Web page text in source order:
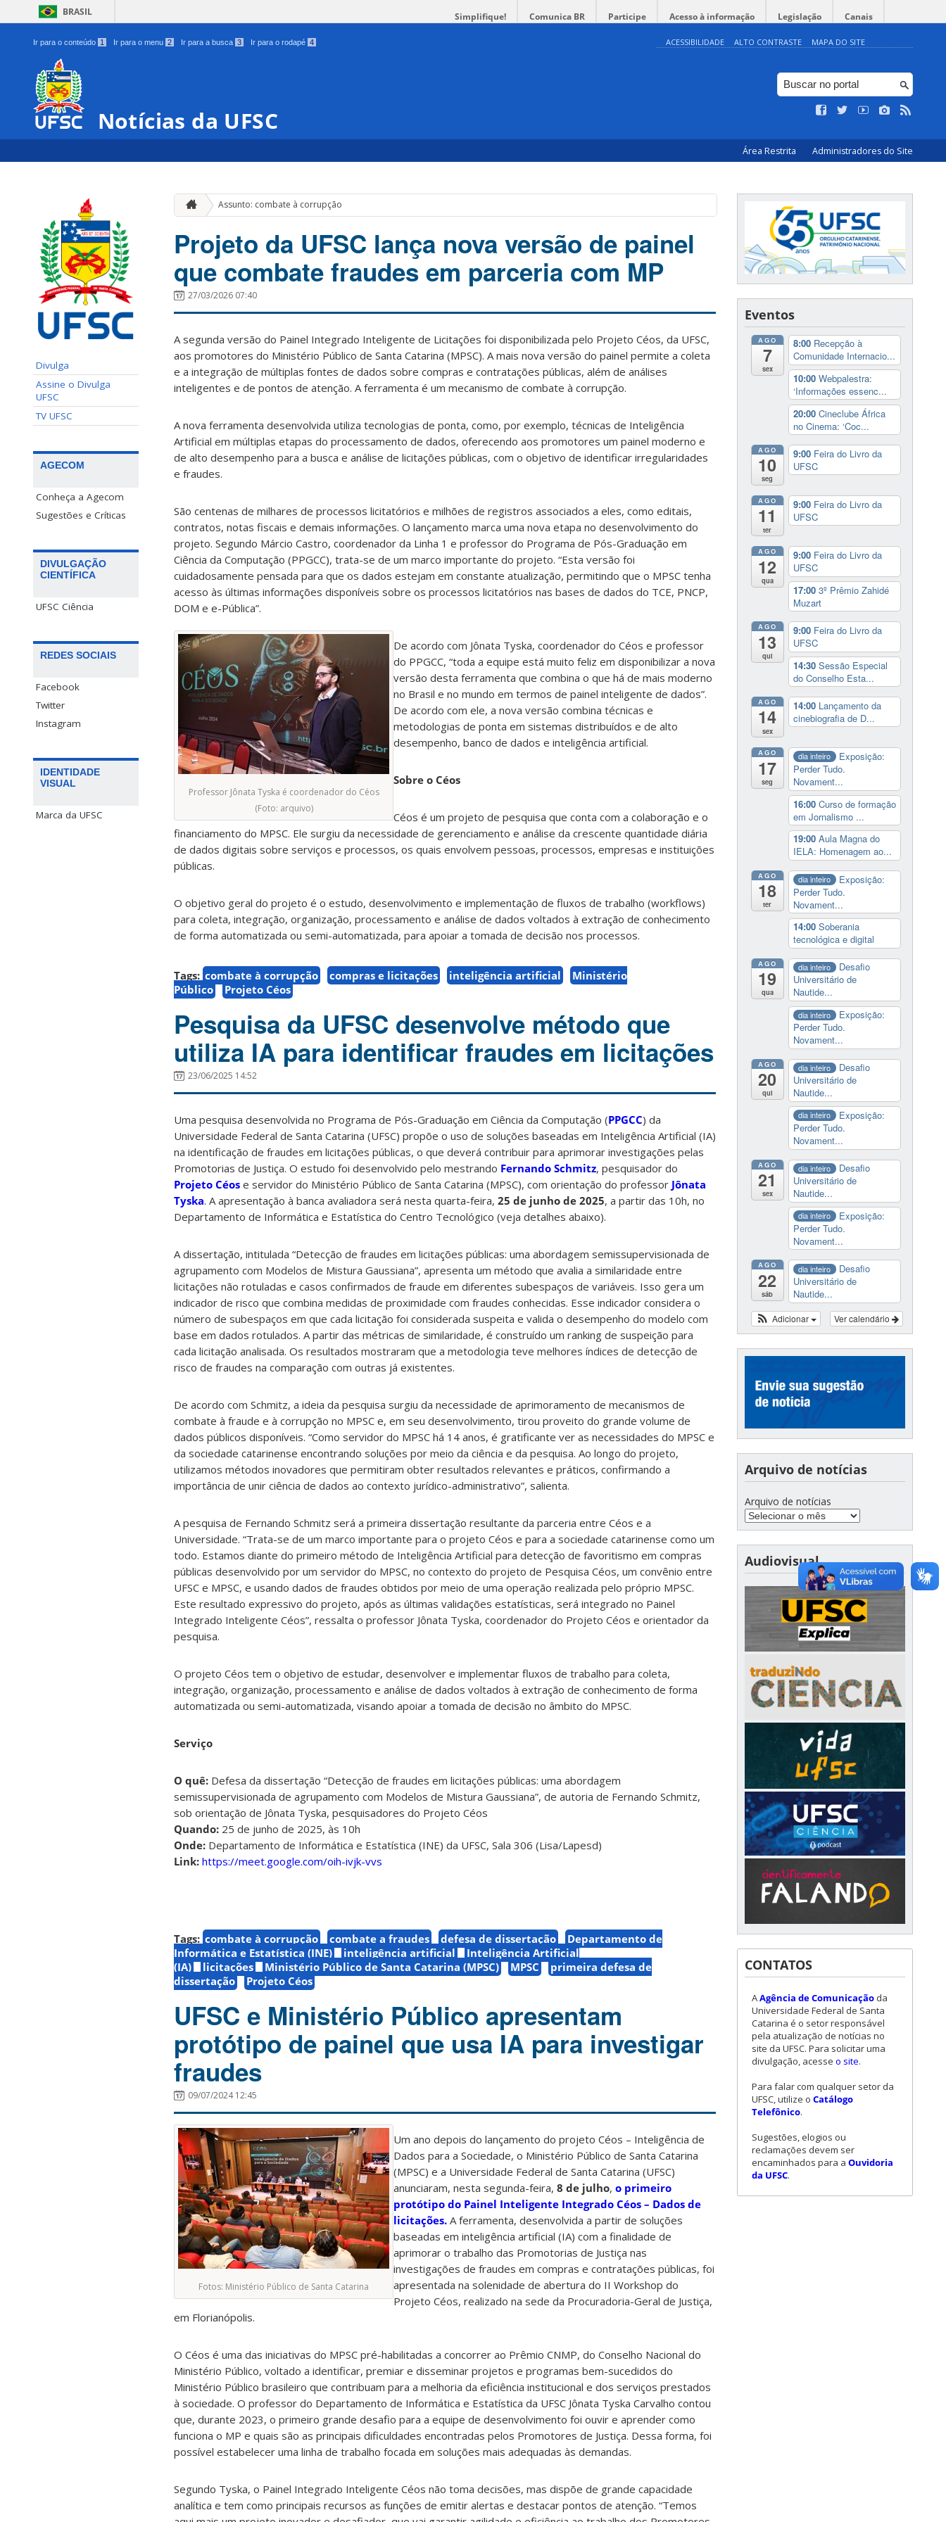
BRASIL Simplifique! Comunica BR Participe Acesso à informação Legislação Canais
Ir para o conteúdo 1 Ir para o menu 2 Ir para a busca 3 Ir para o rodapé 4 ACESSIBILIDADE ALTO CONTRASTE MAPA DO SITE
Notícias da UFSC
Área Restrita Administradores do Site
Divulga
Assine o Divulga
UFSC
TV UFSC
AGECOM
Conheça a Agecom
Sugestões e Críticas
DIVULGAÇÃO
CIENTÍFICA
UFSC Ciência
REDES SOCIAIS
Facebook
Twitter
Instagram
IDENTIDADE
VISUAL
Marca da UFSC
Assunto: combate à corrupção
Projeto da UFSC lança nova versão de painel
que combate fraudes em parceria com MP
27/03/2026 07:40
A segunda versão do Painel Integrado Inteligente de Licitações foi disponibilizada pelo Projeto Céos, da UFSC,
aos promotores do Ministério Público de Santa Catarina (MPSC). A mais nova versão do painel permite a coleta
e a integração de múltiplas fontes de dados sobre compras e contratações públicas, além de análises
inteligentes e de pontos de atenção. A ferramenta é um mecanismo de combate à corrupção.
A nova ferramenta desenvolvida utiliza tecnologias de ponta, como, por exemplo, técnicas de Inteligência
Artificial em múltiplas etapas do processamento de dados, oferecendo aos promotores um painel moderno e
de alto desempenho para a busca e análise de licitações públicas, com o objetivo de identificar irregularidades
e fraudes.
São centenas de milhares de processos licitatórios e milhões de registros associados a eles, como editais,
contratos, notas fiscais e demais informações. O lançamento marca uma nova etapa no desenvolvimento do
projeto. Segundo Márcio Castro, coordenador da Linha 1 e professor do Programa de Pós-Graduação em
Ciência da Computação (PPGCC), trata-se de um marco importante do projeto. “Esta versão foi
cuidadosamente pensada para que os dados estejam em constante atualização, permitindo que o MPSC tenha
acesso às últimas informações disponíveis sobre os processos licitatórios nas bases de dados do TCE, PNCP,
DOM e e-Pública”.
Professor Jônata Tyska é coordenador do Céos
(Foto: arquivo)
De acordo com Jônata Tyska, coordenador do Céos e professor
do PPGCC, “toda a equipe está muito feliz em disponibilizar a nova
versão desta ferramenta que combina o que há de mais moderno
no Brasil e no mundo em termos de painel inteligente de dados”.
De acordo com ele, a nova versão combina técnicas e
metodologias de ponta em sistemas distribuídos e de alto
desempenho, banco de dados e inteligência artificial.
Sobre o Céos
Céos é um projeto de pesquisa que conta com a colaboração e o
financiamento do MPSC. Ele surgiu da necessidade de gerenciamento e análise da crescente quantidade diária
de dados digitais sobre serviços e processos, os quais envolvem pessoas, processos, empresas e instituições
públicas.
O objetivo geral do projeto é o estudo, desenvolvimento e implementação de fluxos de trabalho (workflows)
para coleta, integração, organização, processamento e análise de dados voltados à extração de conhecimento
de forma automatizada ou semi-automatizada, para apoiar a tomada de decisão nos processos.
Tags: combate à corrupção compras e licitações inteligência artificial
Ministério
Público
Projeto Céos
Pesquisa da UFSC desenvolve método que
utiliza IA para identificar fraudes em licitações
23/06/2025 14:52
Uma pesquisa desenvolvida no Programa de Pós-Graduação em Ciência da Computação (PPGCC) da
Universidade Federal de Santa Catarina (UFSC) propõe o uso de soluções baseadas em Inteligência Artificial (IA)
na identificação de fraudes em licitações públicas, o que deverá contribuir para aprimorar investigações pelas
Promotorias de Justiça. O estudo foi desenvolvido pelo mestrando Fernando Schmitz, pesquisador do
Projeto Céos e servidor do Ministério Público de Santa Catarina (MPSC), com orientação do professor Jônata
Tyska. A apresentação à banca avaliadora será nesta quarta-feira, 25 de junho de 2025, a partir das 10h, no
Departamento de Informática e Estatística do Centro Tecnológico (veja detalhes abaixo).
A dissertação, intitulada “Detecção de fraudes em licitações públicas: uma abordagem semissupervisionada de
agrupamento com Modelos de Mistura Gaussiana”, apresenta um método que avalia a similaridade entre
licitações não rotuladas e casos confirmados de fraude em diferentes subespaços de variáveis. Isso gera um
indicador de risco que combina medidas de proximidade com fraudes conhecidas. Esse indicador considera o
número de subespaços em que cada licitação foi considerada suspeita e valida o desempenho do modelo com
base em dados rotulados. A partir das métricas de similaridade, é construído um ranking de suspeição para
cada licitação analisada. Os resultados mostraram que a metodologia teve melhores índices de detecção de
risco de fraudes na comparação com outras já existentes.
De acordo com Schmitz, a ideia da pesquisa surgiu da necessidade de aprimoramento de mecanismos de
combate à fraude e à corrupção no MPSC e, em seu desenvolvimento, tirou proveito do grande volume de
dados públicos disponíveis. “Como servidor do MPSC há 14 anos, é gratificante ver as necessidades do MPSC e
da sociedade catarinense encontrando soluções por meio da ciência e da pesquisa. Ao longo do projeto,
utilizamos métodos inovadores que permitiram obter resultados relevantes e práticos, confirmando a
importância de unir ciência de dados ao contexto jurídico-administrativo”, salienta.
A pesquisa de Fernando Schmitz será a primeira dissertação resultante da parceria entre Céos e a
Universidade. “Trata-se de um marco importante para o projeto Céos e para a sociedade catarinense como um
todo. Estamos diante do primeiro método de Inteligência Artificial para detecção de favoritismo em compras
públicas desenvolvido por um servidor do MPSC, no contexto do projeto de Pesquisa Céos, um convênio entre
UFSC e MPSC, e usando dados de fraudes obtidos por meio de uma operação realizada pelo próprio MPSC.
Este resultado expressivo do projeto, após as últimas validações estatísticas, será integrado no Painel
Integrado Inteligente Céos”, ressalta o professor Jônata Tyska, coordenador do Projeto Céos e orientador da
pesquisa.
O projeto Céos tem o objetivo de estudar, desenvolver e implementar fluxos de trabalho para coleta,
integração, organização, processamento e análise de dados voltados à extração de conhecimento de forma
automatizada ou semi-automatizada, visando apoiar a tomada de decisão no âmbito do MPSC.
Serviço
O quê: Defesa da dissertação “Detecção de fraudes em licitações públicas: uma abordagem
semissupervisionada de agrupamento com Modelos de Mistura Gaussiana”, de autoria de Fernando Schmitz,
sob orientação de Jônata Tyska, pesquisadores do Projeto Céos
Quando: 25 de junho de 2025, às 10h
Onde: Departamento de Informática e Estatística (INE) da UFSC, Sala 306 (Lisa/Lapesd)
Link: https://meet.google.com/oih-ivjk-vvs
Tags: combate à corrupção combate a fraudes defesa de dissertação
Departamento de
Informática e Estatística (INE)
inteligência artificial
Inteligência Artificial
(IA)
licitações Ministério Público de Santa Catarina (MPSC) MPSC
primeira defesa de
dissertação
Projeto Céos
UFSC e Ministério Público apresentam
protótipo de painel que usa IA para investigar
fraudes
09/07/2024 12:45
Fotos: Ministério Público de Santa Catarina
Um ano depois do lançamento do projeto Céos – Inteligência de
Dados para a Sociedade, o Ministério Público de Santa Catarina
(MPSC) e a Universidade Federal de Santa Catarina (UFSC)
anunciaram, nesta segunda-feira, 8 de julho, o primeiro
protótipo do Painel Inteligente Integrado Céos – Dados de
licitações. A ferramenta, desenvolvida a partir de soluções
baseadas em inteligência artificial (IA) com a finalidade de
aprimorar o trabalho das Promotorias de Justiça nas
investigações de fraudes em compras e contratações públicas, foi
apresentada na solenidade de abertura do II Workshop do
Projeto Céos, realizado na sede da Procuradoria-Geral de Justiça,
em Florianópolis.
O Céos é uma das iniciativas do MPSC pré-habilitadas a concorrer ao Prêmio CNMP, do Conselho Nacional do
Ministério Público, voltado a identificar, premiar e disseminar projetos e programas bem-sucedidos do
Ministério Público brasileiro que contribuam para a melhoria da eficiência institucional e dos serviços prestados
à sociedade. O professor do Departamento de Informática e Estatística da UFSC Jônata Tyska Carvalho contou
que, durante 2023, o primeiro grande desafio para a equipe de desenvolvimento foi ouvir e aprender como
funciona o MP e quais são as principais dificuldades encontradas pelos Promotores de Justiça. Dessa forma, foi
possível estabelecer uma linha de trabalho focada em soluções mais adequadas às demandas.
Segundo Tyska, o Painel Integrado Inteligente Céos não toma decisões, mas dispõe de grande capacidade
analítica e tem como principais recursos as funções de emitir alertas e destacar pontos de atenção. “Temos
Eventos
AGO
7
sex
8:00 Recepção à
Comunidade Internacio...
10:00 Webpalestra:
‘Informações essenc...
20:00 Cineclube África
no Cinema: ‘Coc...
AGO
10
seg
9:00 Feira do Livro da
UFSC
AGO
11
ter
9:00 Feira do Livro da
UFSC
AGO
12
qua
9:00 Feira do Livro da
UFSC
17:00 3º Prêmio Zahidé
Muzart
AGO
13
qui
9:00 Feira do Livro da
UFSC
14:30 Sessão Especial
do Conselho Esta...
AGO
14
sex
14:00 Lançamento da
cinebiografia de D...
AGO
17
seg
dia inteiro
Exposição:
Perder Tudo.
Novament...
16:00 Curso de formação
em Jornalismo ...
19:00 Aula Magna do
IELA: Homenagem ao...
AGO
18
ter
dia inteiro
Exposição:
Perder Tudo.
Novament...
14:00 Soberania
tecnológica e digital
AGO
19
qua
dia inteiro
Desafio
Universitário de
Nautide...
dia inteiro
Exposição:
Perder Tudo.
Novament...
AGO
20
qui
dia inteiro
Desafio
Universitário de
Nautide...
dia inteiro
Exposição:
Perder Tudo.
Novament...
AGO
21
sex
dia inteiro
Desafio
Universitário de
Nautide...
dia inteiro
Exposição:
Perder Tudo.
Novament...
AGO
22
sáb
dia inteiro
Desafio
Universitário de
Nautide...
Ver calendário
Adicionar
Arquivo de notícias
Arquivo de notícias
Audiovisual
CONTATOS
AAgência de Comunicação da
Universidade Federal de Santa
Catarina é o setor responsável
pela atualização de notícias no
site da UFSC. Para solicitar uma
divulgação, acesse o site.
Para falar com qualquer setor da
UFSC, utilize o Catálogo
Telefônico.
Sugestões, elogios ou
reclamações devem ser
encaminhados para a Ouvidoria
da UFSC.